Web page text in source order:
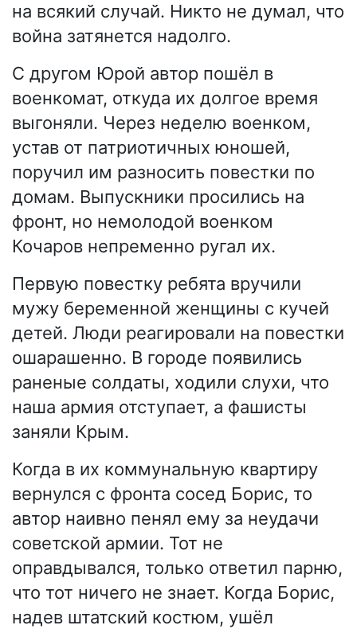
на всякий случай. Никто не думал, что
война затянется надолго.
С другом Юрой автор пошёл в
военкомат, откуда их долгое время
выгоняли. Через неделю военком,
устав от патриотичных юношей,
поручил им разносить повестки по
домам. Выпускники просились на
фронт, но немолодой военком
Кочаров непременно ругал их.
Первую повестку ребята вручили
мужу беременной женщины с кучей
детей. Люди реагировали на повестки
ошарашенно. В городе появились
раненые солдаты, ходили слухи, что
наша армия отступает, а фашисты
заняли Крым.
Когда в их коммунальную квартиру
вернулся с фронта сосед Борис, то
автор наивно пенял ему за неудачи
советской армии. Тот не
оправдывался, только ответил парню,
что тот ничего не знает. Когда Борис,
надев штатский костюм, ушёл